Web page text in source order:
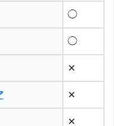
◯
◯
✕
✕
✕